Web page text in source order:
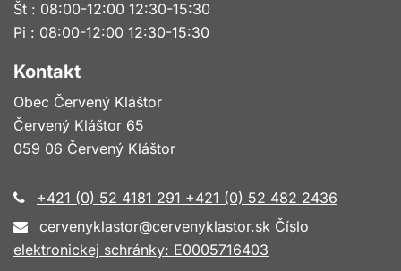
Št : 08:00-12:00 12:30-15:30
Pi : 08:00-12:00 12:30-15:30
Kontakt
Obec Červený Kláštor
Červený Kláštor 65
059 06 Červený Kláštor
+421 (0) 52 4181 291 +421 (0) 52 482 2436
cervenyklastor@cervenyklastor.sk Číslo
elektronickej schránky: E0005716403